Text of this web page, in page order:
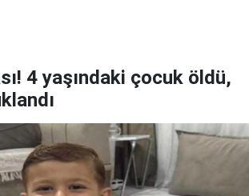
4 yaşındaki çocuk öldü,